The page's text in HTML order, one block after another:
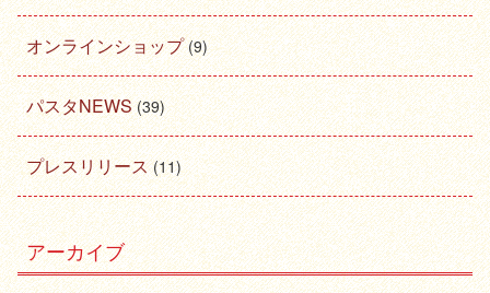
オンラインショップ(9)
パスタNEWS(39)
プレスリリース(11)
アーカイブ